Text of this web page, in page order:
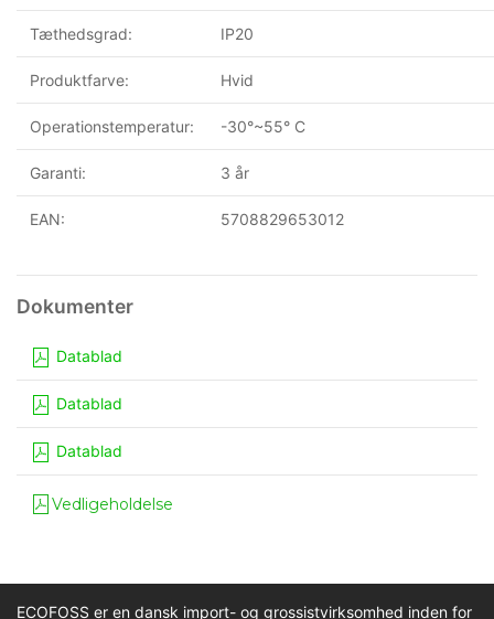
Tæthedsgrad: IP20
Produktfarve: Hvid
Operationstemperatur: -30°~55° C
Garanti: 3 år
EAN: 5708829653012
Datablad
Datablad
Datablad
Vedligeholdelse
ECOFOSS er en dansk import- og grossistvirksomhed inden for